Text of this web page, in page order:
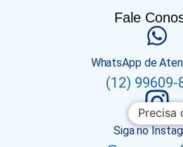
Fale
WhatsApp de
(12) 99609-
Siga no
Precisa